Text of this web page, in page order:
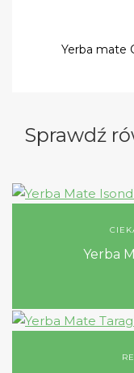
Yerba mate
Sprawdź
Yerba